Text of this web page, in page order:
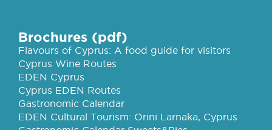
Brochures (pdf)
Flavours of Cyprus: A food guide for visitors
Cyprus Wine Routes
EDEN Cyprus
Cyprus EDEN Routes
Gastronomic Calendar
EDEN Cultural Tourism: Orini Larnaka, Cyprus